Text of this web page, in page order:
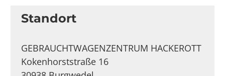
Standort
GEBRAUCHTWAGENZENTRUM HACKEROTT
Kokenhorststraße 16